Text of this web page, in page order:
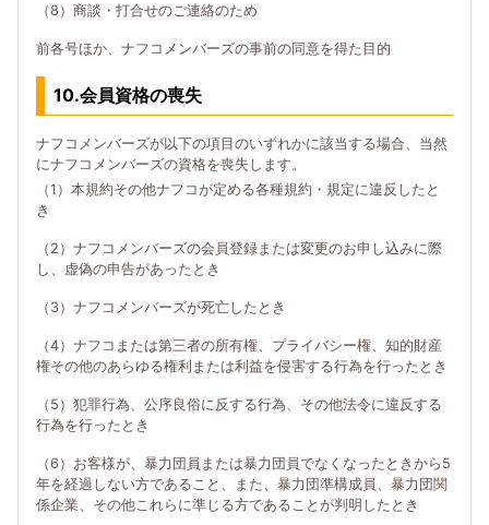
（8）商談・打合せのご連絡のため
前各号ほか、ナフコメンバーズの事前の同意を得た目的
10.会員資格の喪失
ナフコメンバーズが以下の項目のいずれかに該当する場合、当然
にナフコメンバーズの資格を喪失します。
（1）本規約その他ナフコが定める各種規約・規定に違反したと
き
（2）ナフコメンバーズの会員登録または変更のお申し込みに際
し、虚偽の申告があったとき
（3）ナフコメンバーズが死亡したとき
（4）ナフコまたは第三者の所有権、プライバシー権、知的財産
権その他のあらゆる権利または利益を侵害する行為を行ったとき
（5）犯罪行為、公序良俗に反する行為、その他法令に違反する
行為を行ったとき
（6）お客様が、暴力団員または暴力団員でなくなったときから5
年を経過しない方であること、また、暴力団準構成員、暴力団関
係企業、その他これらに準じる方であることが判明したとき